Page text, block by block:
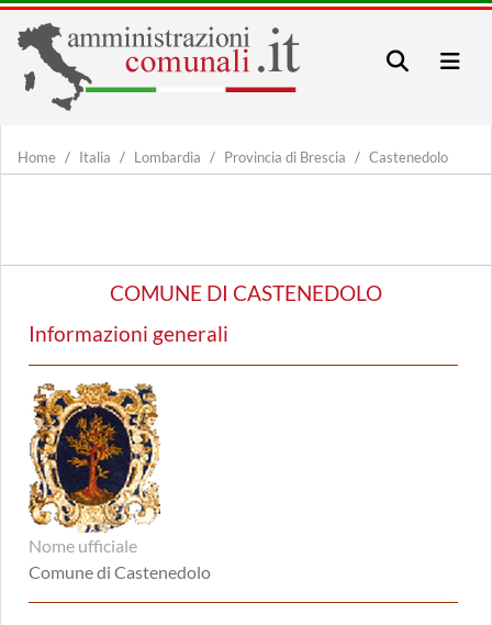
Home Italia Lombardia Provincia di Brescia Castenedolo
COMUNE DI CASTENEDOLO
Informazioni generali
Nome ufficiale
Comune di Castenedolo